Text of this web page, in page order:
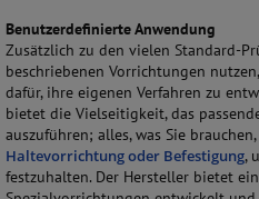
Benutzerdefinierte Anwendung
Zusätzlich zu den vielen Standard-
beschriebenen Vorrichtungen
dafür, ihre eigenen Verfahren zu
bietet die Vielseitigkeit, das
auszuführen; alles, was Sie
Haltevorrichtung oder Befestigung,
festzuhalten. Der Hersteller bietet